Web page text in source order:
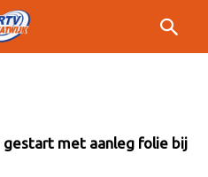
gestart met aanleg folie bij